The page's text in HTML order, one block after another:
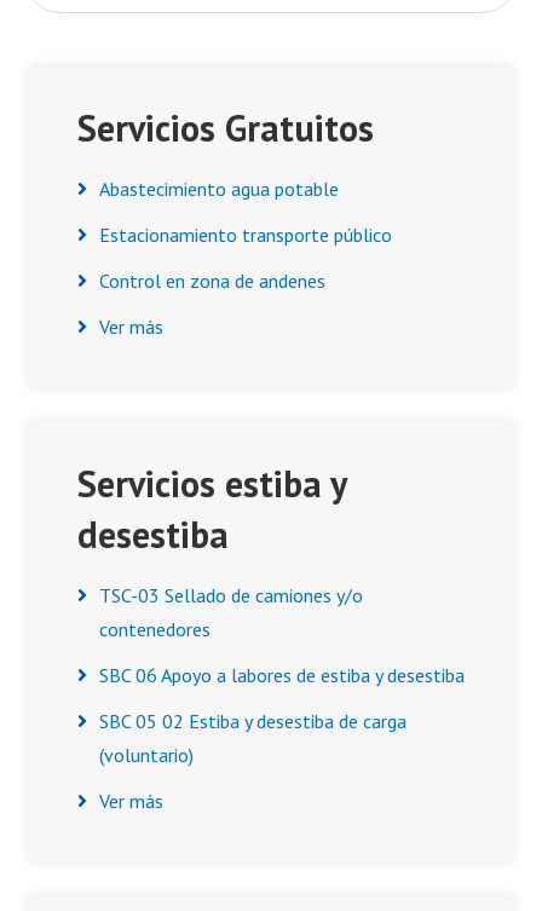
Servicios Gratuitos
Abastecimiento agua potable
Estacionamiento transporte público
Control en zona de andenes
Ver más
Servicios estiba y
desestiba
TSC-03 Sellado de camiones y/o
contenedores
SBC 06 Apoyo a labores de estiba y desestiba
SBC 05 02 Estiba y desestiba de carga
(voluntario)
Ver más